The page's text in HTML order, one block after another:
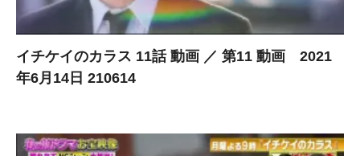
イチケイのカラス 11話 動画 ／ 第11 動画 2021
年6月14日 210614